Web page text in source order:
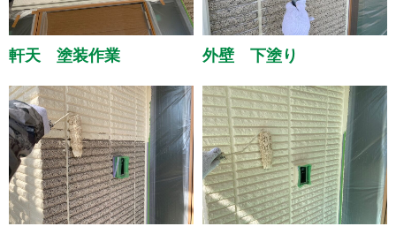
軒天 塗装作業 外壁 下塗り